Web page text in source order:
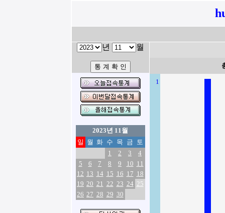
년 월
2023년 11월
일 월 화 수 목 금 토
1
2 3
4
5
6 7 8 9 10 11
12 13 14 15 16 17 18
19 20 21 22 23 24 25
26 27 28 29 30
1